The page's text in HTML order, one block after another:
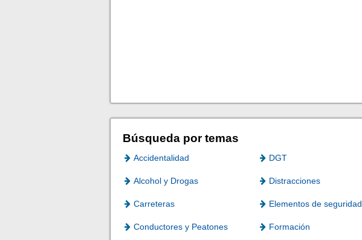
Búsqueda por temas
Accidentalidad DGT
Alcohol y Drogas Distracciones
Carreteras Elementos de seguridad
Conductores y Peatones Formación